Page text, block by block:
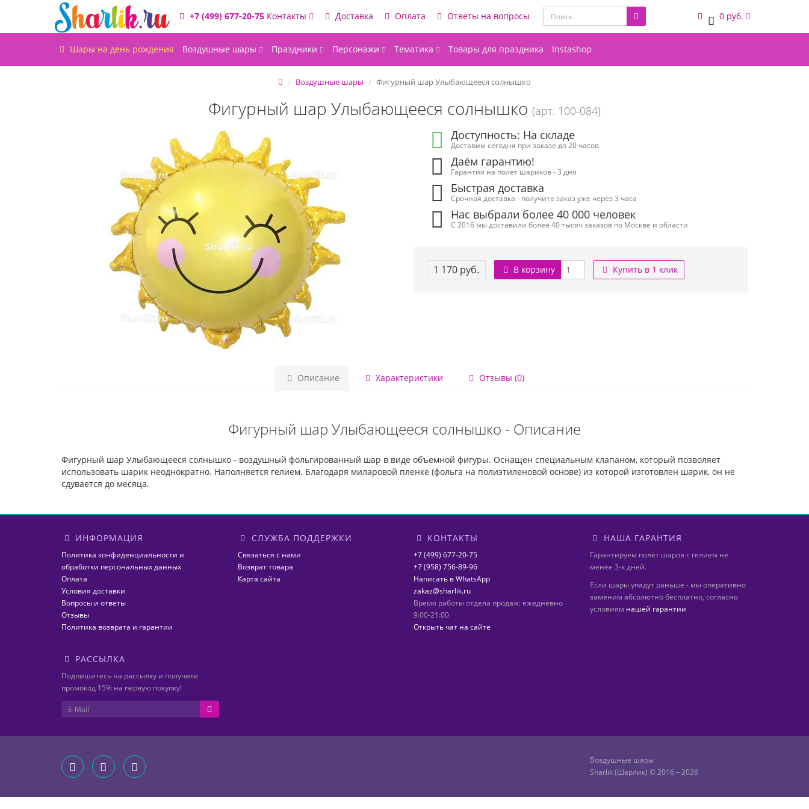
+7 (499) 677-20-75 Контакты Доставка Оплата Ответы на вопросы 0 0 руб.
Шары на день рождения Воздушные шары Праздники Персонажи Тематика Товары для праздника Instashop
Воздушные шары Фигурный шар Улыбающееся солнышко
Фигурный шар Улыбающееся солнышко (арт. 100-084)
Доступность: На складе
Доставим сегодня при заказе до 20 часов
Даём гарантию!
Гарантия на полёт шариков - 3 дня
Быстрая доставка
Срочная доставка - получите заказ уже через 3 часа
Нас выбрали более 40 000 человек
С 2016 мы доставили более 40 тысяч заказов по Москве и области
1 170 руб. В корзину Купить в 1 клик
Описание Характеристики Отзывы (0)
Фигурный шар Улыбающееся солнышко - Описание
Фигурный шар Улыбающееся солнышко - воздушный фольгированный шар в виде объемной фигуры. Оснащен специальным клапаном, который позволяет
использовать шарик неоднократно. Наполняется гелием. Благодаря миларовой пленке (фольга на полиэтиленовой основе) из которой изготовлен шарик, он не
сдувается до месяца.
ИНФОРМАЦИЯ
Политика конфиденциальности и
обработки персональных данных
Оплата
Условия доставки
Вопросы и ответы
Отзывы
Политика возврата и гарантии
СЛУЖБА ПОДДЕРЖКИ
Связаться с нами
Возврат товара
Карта сайта
КОНТАКТЫ
+7 (499) 677-20-75
+7 (958) 756-89-96
Написать в WhatsApp
zakaz@sharlik.ru
Время работы отдела продаж: ежедневно
9:00-21:00
Открыть чат на сайте
НАША ГАРАНТИЯ
Гарантируем полёт шаров с гелием не
менее 3-х дней.
Если шары упадут раньше - мы оперативно
заменим абсолютно бесплатно, согласно
условиям нашей гарантии
РАССЫЛКА
Подпишитесь на рассылку и получите
промокод 15% на первую покупку!
Воздушные шары
Sharlik (Шарлик) © 2016 – 2026